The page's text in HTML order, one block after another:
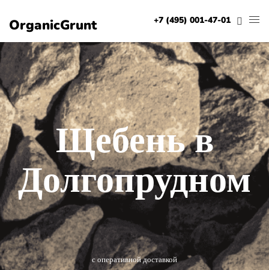
OrganicGrunt +7 (495) 001-47-01
Щебень в
Долгопрудном
с оперативной доставкой